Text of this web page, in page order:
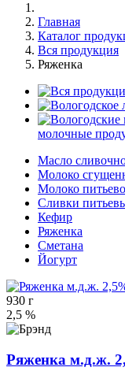
Главная
Каталог
Вся продукция
Ряженка
молочные
Масло
Молоко
Молоко
Сливки
Кефир
Ряженка
Сметана
Йогурт
930 г
2,5 %
Ряженка м.д.ж.